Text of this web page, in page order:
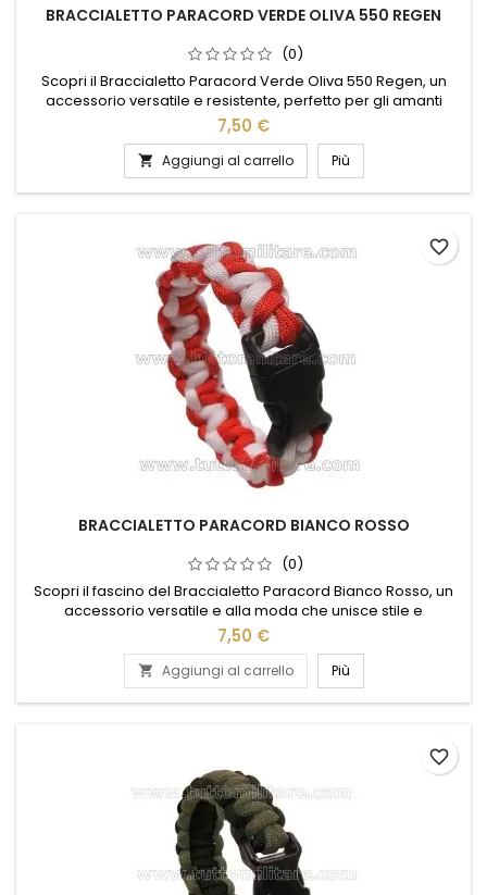
BRACCIALETTO PARACORD VERDE OLIVA 550 REGEN
(0)
Scopri il Braccialetto Paracord Verde Oliva 550 Regen, un
accessorio versatile e resistente, perfetto per gli amanti
dell'avventura e dello stile. Realizzato con paracord di alta
qualità, questo braccialetto è progettato per resistere alle
sfide più impegnative, garantendo durata e affidabilità. Il suo
colore verde oliva si abbina facilmente a qualsiasi...
7,50 €
 Aggiungi al carrello Più
BRACCIALETTO PARACORD BIANCO ROSSO
(0)
Scopri il fascino del Braccialetto Paracord Bianco Rosso, un
accessorio versatile e alla moda che unisce stile e
funzionalità. Realizzato con corda paracord di alta qualità,
questo braccialetto è perfetto per chi ama l'avventura e
l'outdoor, ma non vuole rinunciare a un tocco di eleganza. Il
contrasto tra il bianco e il rosso dona un look vivace e...
7,50 €
 Aggiungi al carrello Più
favorite_border
favorite_border